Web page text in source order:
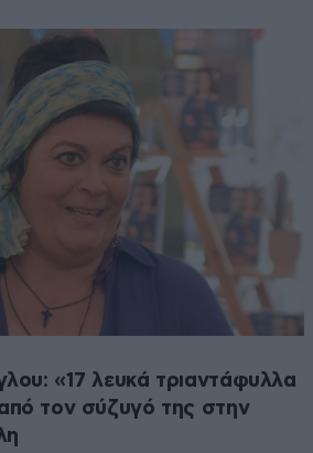
«17 λευκά τριαντάφυλλα
τον σύζυγό της στην